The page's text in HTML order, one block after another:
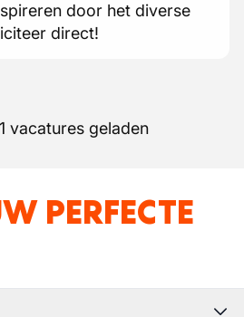
door het diverse
direct!
vacatures geladen
PERFECTE